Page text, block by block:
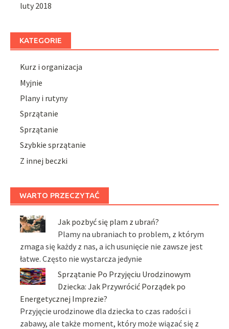
luty 2018
KATEGORIE
Kurz i organizacja
Myjnie
Plany i rutyny
Sprzątanie
Sprzątanie
Szybkie sprzątanie
Z innej beczki
WARTO PRZECZYTAĆ
Jak pozbyć się plam z ubrań?
Plamy na ubraniach to problem, z którym
zmaga się każdy z nas, a ich usunięcie nie zawsze jest
łatwe. Często nie wystarcza jedynie
Sprzątanie Po Przyjęciu Urodzinowym
Dziecka: Jak Przywrócić Porządek po
Energetycznej Imprezie?
Przyjęcie urodzinowe dla dziecka to czas radości i
zabawy, ale także moment, który może wiązać się z